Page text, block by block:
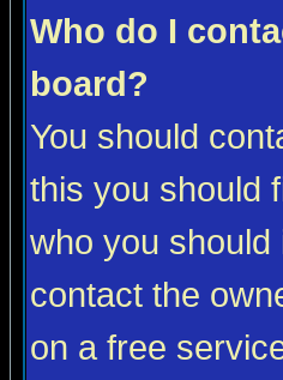
Who do I
board?
You should
this you should
who you
contact the
on a free